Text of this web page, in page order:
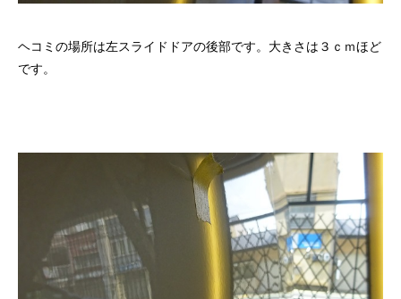
ヘコミの場所は左スライドドアの後部です。大きさは３ｃｍほど
です。